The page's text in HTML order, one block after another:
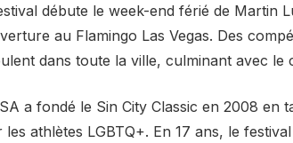
débute le week-end férié de Martin
au Flamingo Las Vegas. Des
dans toute la ville, culminant avec le
a fondé le Sin City Classic en 2008
les athlètes LGBTQ+. En 17 ans, le